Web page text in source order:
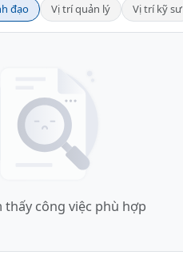
đạo Vị trí quản lý Vị trí kỹ sư
thấy công việc phù hợp